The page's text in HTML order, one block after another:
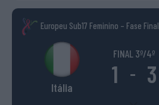
Europeu Sub17 Feminino – Fase Final
Itália
FINAL 3º/4º
1 - 3